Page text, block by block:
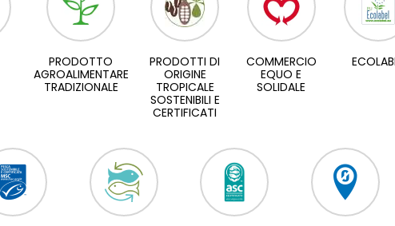
PRODOTTO
AGROALIMENTARE
TRADIZIONALE
PRODOTTI DI
ORIGINE
TROPICALE
SOSTENIBILI E
CERTIFICATI
COMMERCIO
EQUO E
SOLIDALE